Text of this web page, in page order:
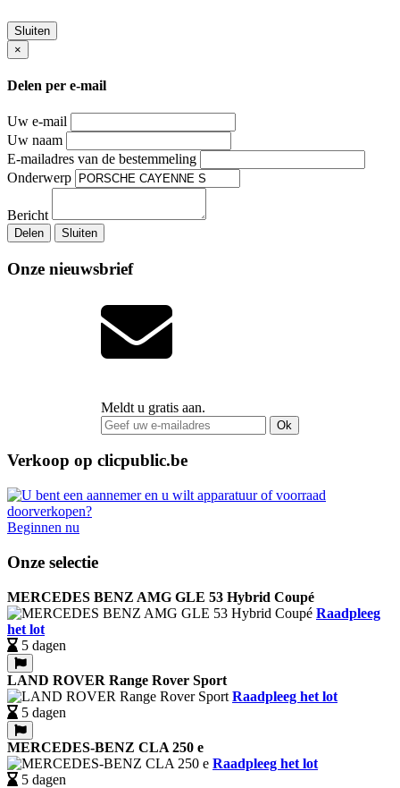
Sluiten
×
Delen per e-mail
Uw e-mail
Uw naam
E-mailadres van de bestemmeling
Onderwerp
Bericht
Delen Sluiten
Onze nieuwsbrief
Meldt u gratis aan.
Ok
Verkoop op clicpublic.be
Beginnen nu
Onze selectie
MERCEDES BENZ AMG GLE 53 Hybrid Coupé
Raadpleeg
het lot
5 dagen
LAND ROVER Range Rover Sport
Raadpleeg het lot
5 dagen
MERCEDES-BENZ CLA 250 e
Raadpleeg het lot
5 dagen